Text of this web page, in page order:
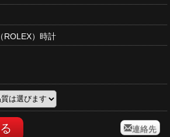
（ROLEX）時計
連絡先